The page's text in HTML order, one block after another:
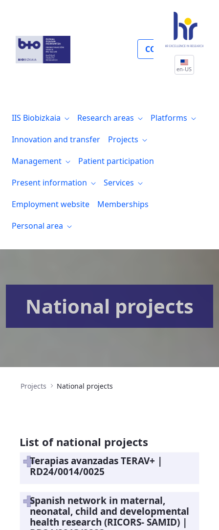
COLLABORATE
en-US
IIS Biobizkaia Research areas
Platforms
Innovation and transfer
Projects
Management
Patient participation
Present information
Services
Employment website
Memberships
Personal area
National projects
Projects National projects
List of national projects
Terapias avanzadas TERAV+ |
RD24/0014/0025
Spanish network in maternal,
neonatal, child and developmental
health research (RICORS- SAMID) |